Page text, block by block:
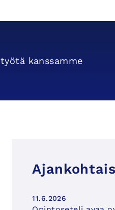
kanssamme
11.6.2026